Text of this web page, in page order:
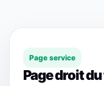
Page service
Page droit